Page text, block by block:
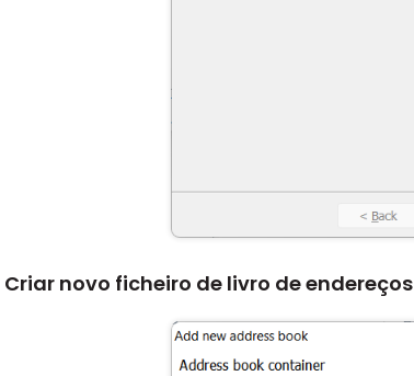
Criar novo ficheiro de livro de endereços